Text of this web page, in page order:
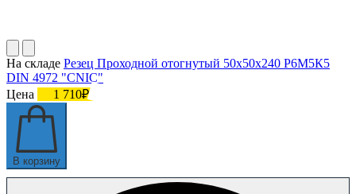
На складе Резец Проходной отогнутый 50х50х240 Р6М5К5
DIN 4972 "CNIC"
Цена
1 710₽
В корзину